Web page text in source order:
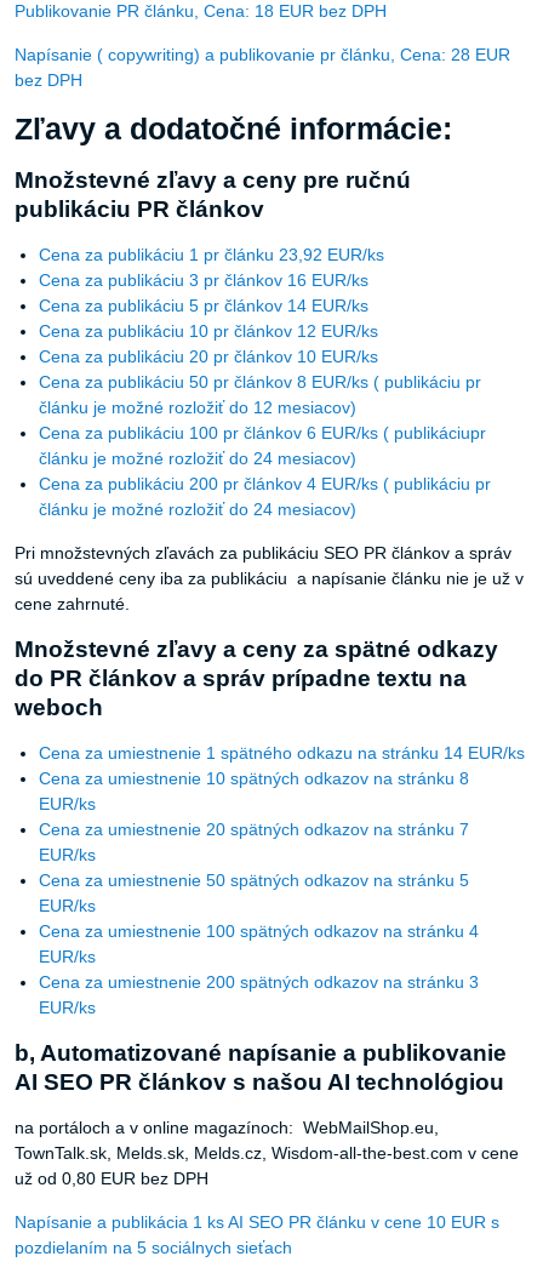
Publikovanie PR článku, Cena: 18 EUR bez DPH
Napísanie ( copywriting) a publikovanie pr článku, Cena: 28 EUR
bez DPH
Zľavy a dodatočné informácie:
Množstevné zľavy a ceny pre ručnú
publikáciu PR článkov
Cena za publikáciu 1 pr článku 23,92 EUR/ks
Cena za publikáciu 3 pr článkov 16 EUR/ks
Cena za publikáciu 5 pr článkov 14 EUR/ks
Cena za publikáciu 10 pr článkov 12 EUR/ks
Cena za publikáciu 20 pr článkov 10 EUR/ks
Cena za publikáciu 50 pr článkov 8 EUR/ks ( publikáciu pr
článku je možné rozložiť do 12 mesiacov)
Cena za publikáciu 100 pr článkov 6 EUR/ks ( publikáciupr
článku je možné rozložiť do 24 mesiacov)
Cena za publikáciu 200 pr článkov 4 EUR/ks ( publikáciu pr
článku je možné rozložiť do 24 mesiacov)
Pri množstevných zľavách za publikáciu SEO PR článkov a správ
sú uveddené ceny iba za publikáciu a napísanie článku nie je už v
cene zahrnuté.
Množstevné zľavy a ceny za spätné odkazy
do PR článkov a správ prípadne textu na
weboch
Cena za umiestnenie 1 spätného odkazu na stránku 14 EUR/ks
Cena za umiestnenie 10 spätných odkazov na stránku 8
EUR/ks
Cena za umiestnenie 20 spätných odkazov na stránku 7
EUR/ks
Cena za umiestnenie 50 spätných odkazov na stránku 5
EUR/ks
Cena za umiestnenie 100 spätných odkazov na stránku 4
EUR/ks
Cena za umiestnenie 200 spätných odkazov na stránku 3
EUR/ks
b, Automatizované napísanie a publikovanie
AI SEO PR článkov s našou AI technológiou
na portáloch a v online magazínoch: WebMailShop.eu,
TownTalk.sk, Melds.sk, Melds.cz, Wisdom-all-the-best.com v cene
už od 0,80 EUR bez DPH
Napísanie a publikácia 1 ks AI SEO PR článku v cene 10 EUR s
pozdielaním na 5 sociálnych sieťach